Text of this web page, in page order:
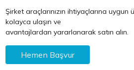
Şirket araçlarınızın ihtiyaçlarına uygun
kolayca ulaşın ve
avantajlardan yararlanarak satın alın.
Hemen Başvur